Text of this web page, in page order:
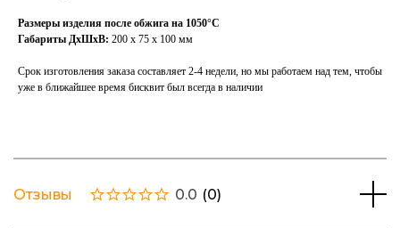
Размеры изделия после обжига на 1050°С
Габариты ДхШхВ: 200 х 75 х 100 мм
Срок изготовления заказа составляет 2-4 недели, но мы работаем над тем, чтобы
уже в ближайшее время бисквит был всегда в наличии
Отзывы 0.0 (0)